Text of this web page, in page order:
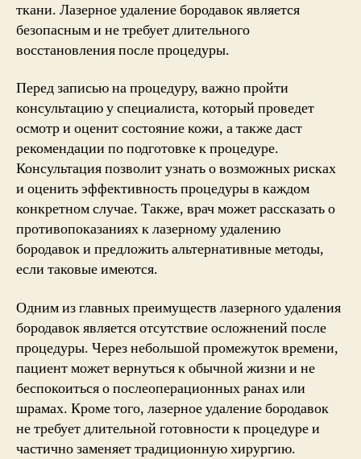
ткани. Лазерное удаление бородавок является
безопасным и не требует длительного
восстановления после процедуры.
Перед записью на процедуру, важно пройти
консультацию у специалиста, который проведет
осмотр и оценит состояние кожи, а также даст
рекомендации по подготовке к процедуре.
Консультация позволит узнать о возможных рисках
и оценить эффективность процедуры в каждом
конкретном случае. Также, врач может рассказать о
противопоказаниях к лазерному удалению
бородавок и предложить альтернативные методы,
если таковые имеются.
Одним из главных преимуществ лазерного удаления
бородавок является отсутствие осложнений после
процедуры. Через небольшой промежуток времени,
пациент может вернуться к обычной жизни и не
беспокоиться о послеоперационных ранах или
шрамах. Кроме того, лазерное удаление бородавок
не требует длительной готовности к процедуре и
частично заменяет традиционную хирургию.